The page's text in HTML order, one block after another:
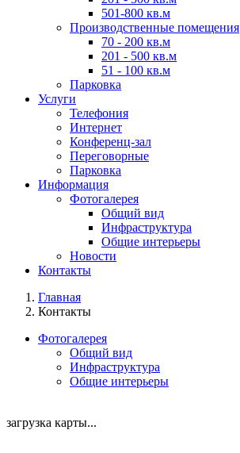
501-800 кв.м
Производственные помещения
70 - 200 кв.м
201 - 500 кв.м
51 - 100 кв.м
Парковка
Услуги
Телефония
Интернет
Конференц-зал
Переговорные
Парковка
Информация
Фотогалерея
Общий вид
Инфраструктура
Общие интерьеры
Новости
Контакты
Главная
Контакты
Фотогалерея
Общий вид
Инфраструктура
Общие интерьеры
загрузка карты...